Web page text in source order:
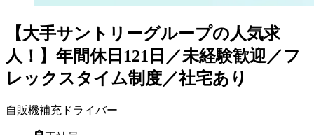
【大手サントリーグループの人気求
人！】年間休日121日／未経験歓迎／フ
レックスタイム制度／社宅あり
自販機補充ドライバー